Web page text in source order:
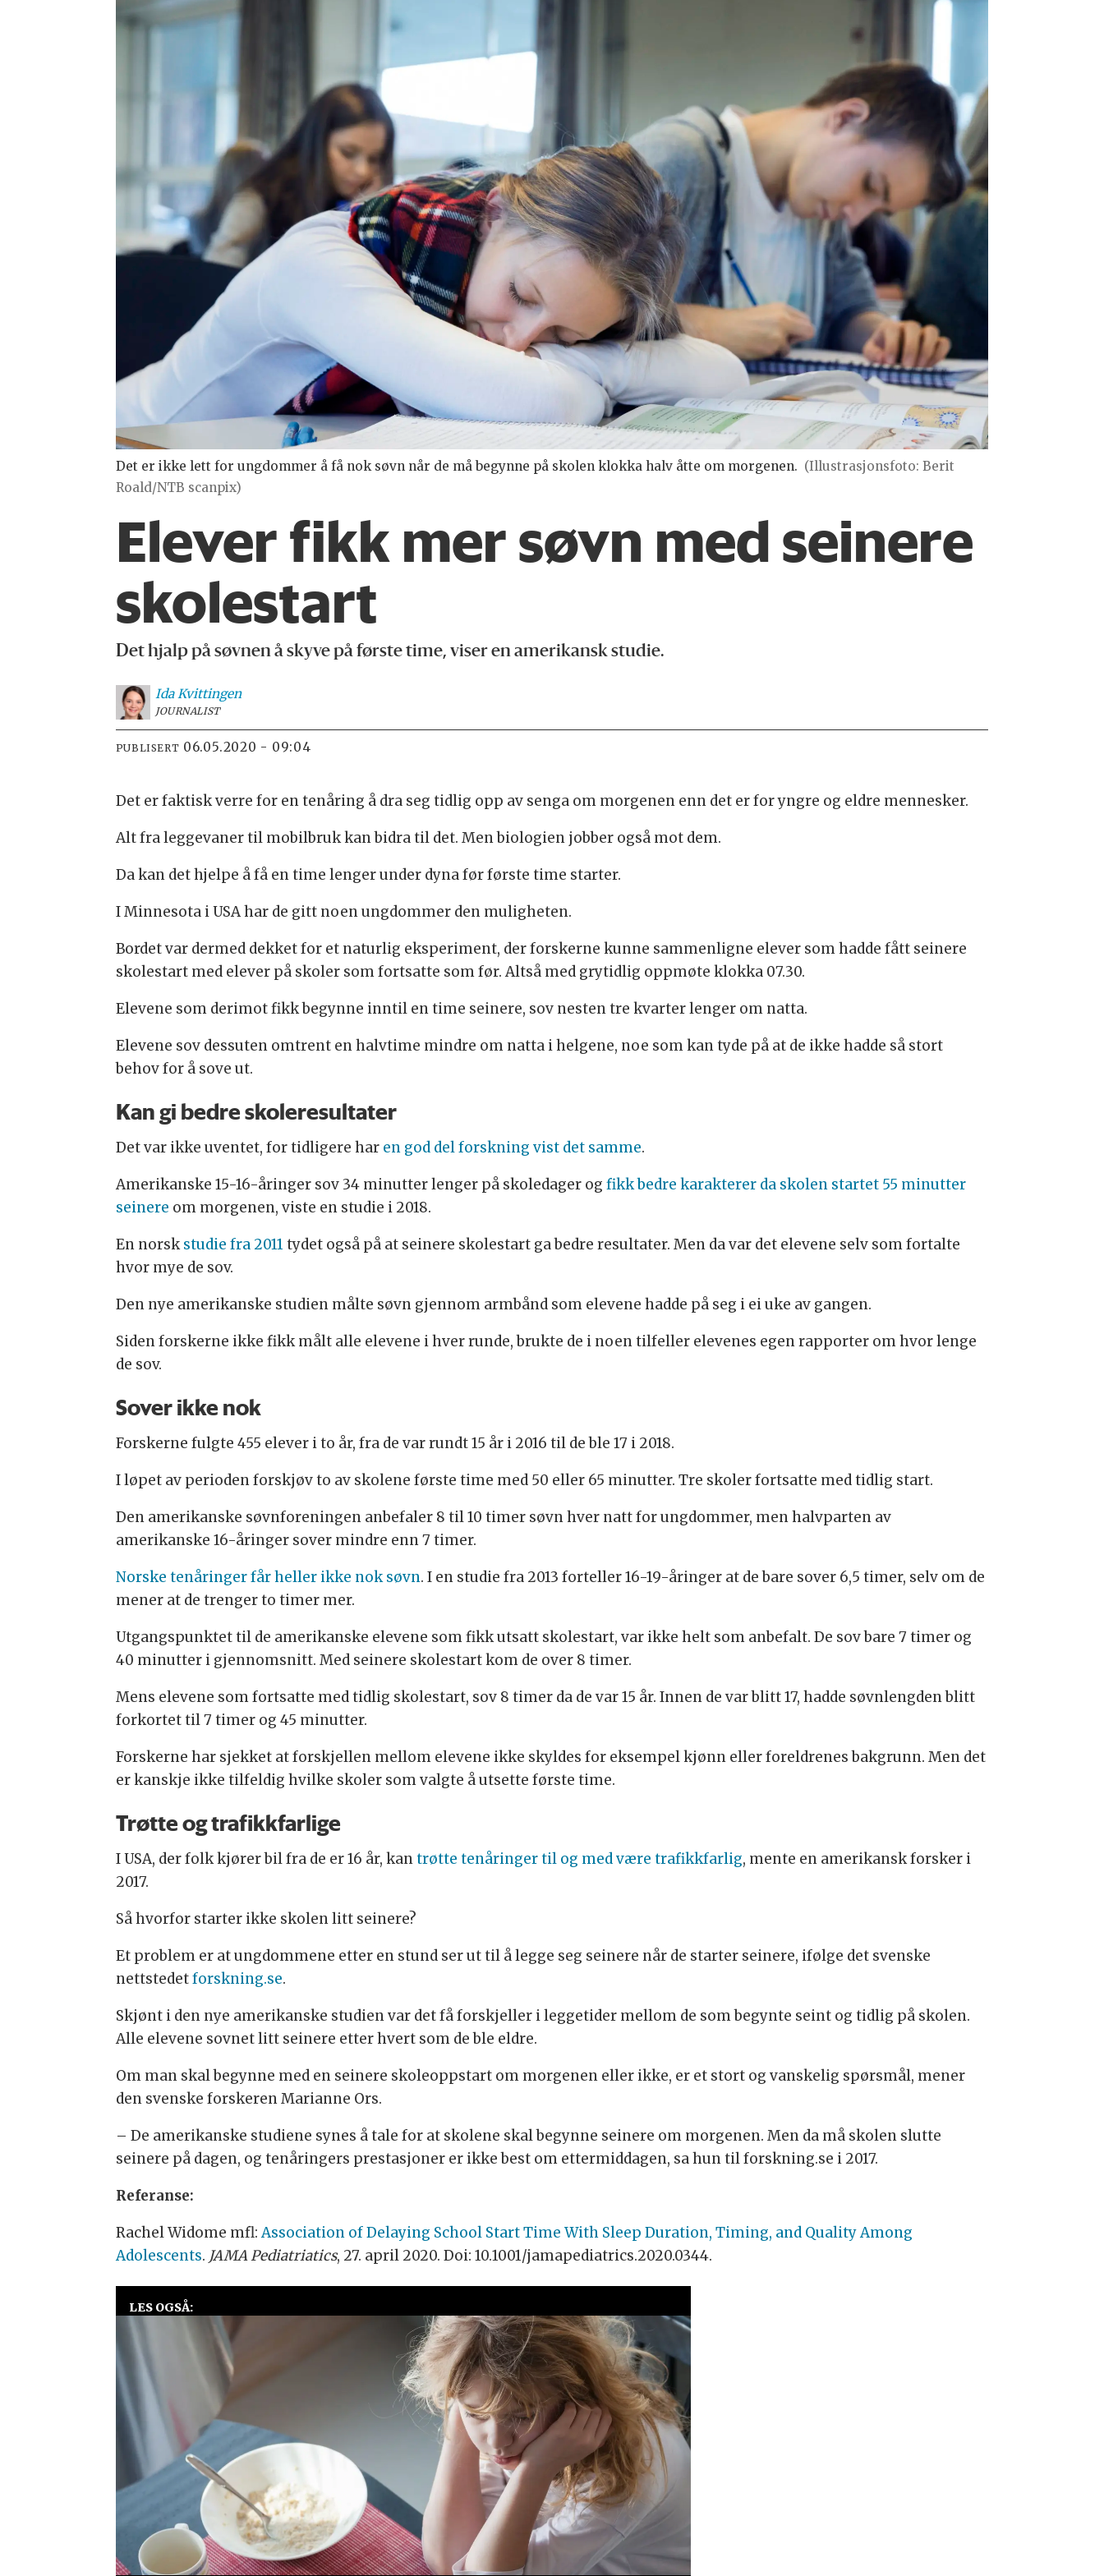
Det er ikke lett for ungdommer å få nok søvn når de må begynne på skolen klokka halv åtte om morgenen. (Illustrasjonsfoto: Berit
Roald/NTB scanpix)
Elever fikk mer søvn med seinere
skolestart
Det hjalp på søvnen å skyve på første time, viser en amerikansk studie.
Ida Kvittingen
JOURNALIST
PUBLISERT 06.05.2020 - 09:04
Det er faktisk verre for en tenåring å dra seg tidlig opp av senga om morgenen enn det er for yngre og eldre mennesker.
Alt fra leggevaner til mobilbruk kan bidra til det. Men biologien jobber også mot dem.
Da kan det hjelpe å få en time lenger under dyna før første time starter.
I Minnesota i USA har de gitt noen ungdommer den muligheten.
Bordet var dermed dekket for et naturlig eksperiment, der forskerne kunne sammenligne elever som hadde fått seinere
skolestart med elever på skoler som fortsatte som før. Altså med grytidlig oppmøte klokka 07.30.
Elevene som derimot fikk begynne inntil en time seinere, sov nesten tre kvarter lenger om natta.
Elevene sov dessuten omtrent en halvtime mindre om natta i helgene, noe som kan tyde på at de ikke hadde så stort
behov for å sove ut.
Kan gi bedre skoleresultater
Det var ikke uventet, for tidligere har en god del forskning vist det samme.
Amerikanske 15-16-åringer sov 34 minutter lenger på skoledager og fikk bedre karakterer da skolen startet 55 minutter
seinere om morgenen, viste en studie i 2018.
En norskstudie fra 2011 tydet også på at seinere skolestart ga bedre resultater. Men da var det elevene selv som fortalte
hvor mye de sov.
Den nye amerikanske studien målte søvn gjennom armbånd som elevene hadde på seg i ei uke av gangen.
Siden forskerne ikke fikk målt alle elevene i hver runde, brukte de i noen tilfeller elevenes egen rapporter om hvor lenge
de sov.
Sover ikke nok
Forskerne fulgte 455 elever i to år, fra de var rundt 15 år i 2016 til de ble 17 i 2018.
I løpet av perioden forskjøv to av skolene første time med 50 eller 65 minutter. Tre skoler fortsatte med tidlig start.
Den amerikanske søvnforeningen anbefaler 8 til 10 timer søvn hver natt for ungdommer, men halvparten av
amerikanske 16-åringer sover mindre enn 7 timer.
Norske tenåringer får heller ikke nok søvn. I en studie fra 2013 forteller 16-19-åringer at de bare sover 6,5 timer, selv om de
mener at de trenger to timer mer.
Utgangspunktet til de amerikanske elevene som fikk utsatt skolestart, var ikke helt som anbefalt. De sov bare 7 timer og
40 minutter i gjennomsnitt. Med seinere skolestart kom de over 8 timer.
Mens elevene som fortsatte med tidlig skolestart, sov 8 timer da de var 15 år. Innen de var blitt 17, hadde søvnlengden blitt
forkortet til 7 timer og 45 minutter.
Forskerne har sjekket at forskjellen mellom elevene ikke skyldes for eksempel kjønn eller foreldrenes bakgrunn. Men det
er kanskje ikke tilfeldig hvilke skoler som valgte å utsette første time.
Trøtte og trafikkfarlige
I USA, der folk kjører bil fra de er 16 år, kantrøtte tenåringer til og med være trafikkfarlig, mente en amerikansk forsker i
2017.
Så hvorfor starter ikke skolen litt seinere?
Et problem er at ungdommene etter en stund ser ut til å legge seg seinere når de starter seinere, ifølge det svenske
nettstedetforskning.se.
Skjønt i den nye amerikanske studien var det få forskjeller i leggetider mellom de som begynte seint og tidlig på skolen.
Alle elevene sovnet litt seinere etter hvert som de ble eldre.
Om man skal begynne med en seinere skoleoppstart om morgenen eller ikke, er et stort og vanskelig spørsmål, mener
den svenske forskeren Marianne Ors.
– De amerikanske studiene synes å tale for at skolene skal begynne seinere om morgenen. Men da må skolen slutte
seinere på dagen, og tenåringers prestasjoner er ikke best om ettermiddagen, sa hun til forskning.se i 2017.
Referanse:
Rachel Widome mfl:Association of Delaying School Start Time With Sleep Duration, Timing, and Quality Among
Adolescents. JAMA Pediatriatics, 27. april 2020. Doi: 10.1001/jamapediatrics.2020.0344.
LES OGSÅ: